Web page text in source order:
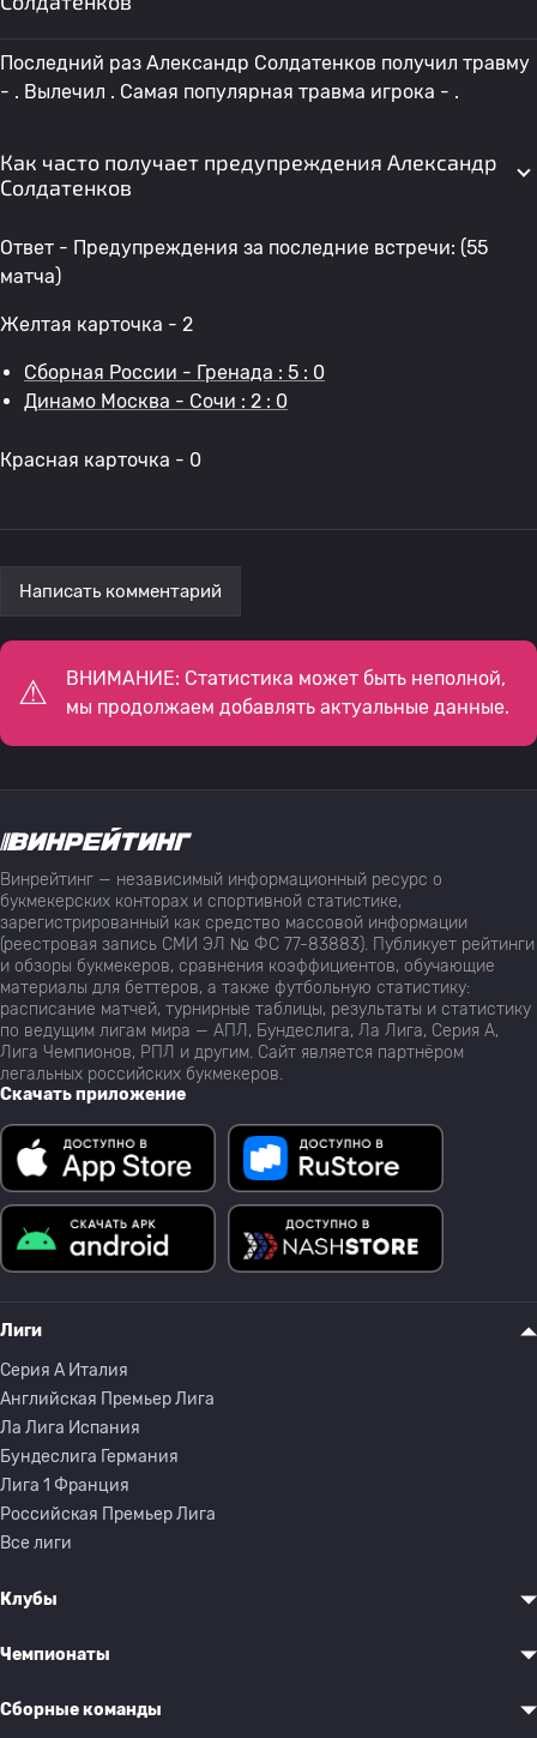
Последний раз Александр Солдатенков получил травму
- . Вылечил . Самая популярная травма игрока - .
Как часто получает предупреждения Александр
Солдатенков
Ответ - Предупреждения за последние встречи: (55
матча)
Желтая карточка - 2
Сборная России - Гренада : 5 : 0
Динамо Москва - Сочи : 2 : 0
Красная карточка - 0
Написать комментарий
ВНИМАНИЕ: Статистика может быть неполной,
мы продолжаем добавлять актуальные данные.
Винрейтинг — независимый информационный ресурс о
букмекерских конторах и спортивной статистике,
зарегистрированный как средство массовой информации
(реестровая запись СМИ ЭЛ № ФС 77-83883). Публикует рейтинги
и обзоры букмекеров, сравнения коэффициентов, обучающие
материалы для беттеров, а также футбольную статистику:
расписание матчей, турнирные таблицы, результаты и статистику
по ведущим лигам мира — АПЛ, Бундеслига, Ла Лига, Серия А,
Лига Чемпионов, РПЛ и другим. Сайт является партнёром
легальных российских букмекеров.
Скачать приложение
Лиги
Серия A Италия
Английская Премьер Лига
Ла Лига Испания
Бундеслига Германия
Лига 1 Франция
Российская Премьер Лига
Все лиги
Клубы
Чемпионаты
Сборные команды